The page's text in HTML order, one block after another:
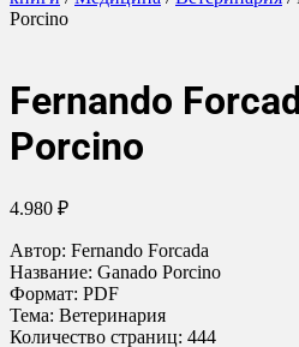
Porcino
Fernando
Porcino
4.980 ₽
Автор: Fernando Forcada
Название: Ganado Porcino
Формат: PDF
Тема: Ветеринария
Количество страниц: 444